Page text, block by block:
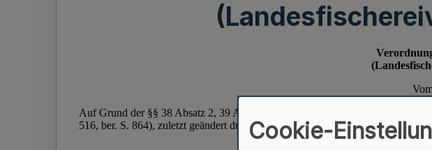
Cookie-